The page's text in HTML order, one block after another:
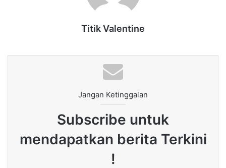
Titik Valentine
Jangan Ketinggalan
Subscribe untuk
mendapatkan berita Terkini
!